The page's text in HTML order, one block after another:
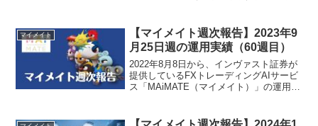
メイトによる2023年2月の運用実績は...
マイメイト
【マイメイト週次報告】2023年9
月25日週の運用実績（60週目）
2022年8月8日から、インヴァスト証券が
提供しているFXトレーディングAIサービ
ス「MAiMATE（マイメイト）」の運用を
ざいました。マイメイト運用実績...